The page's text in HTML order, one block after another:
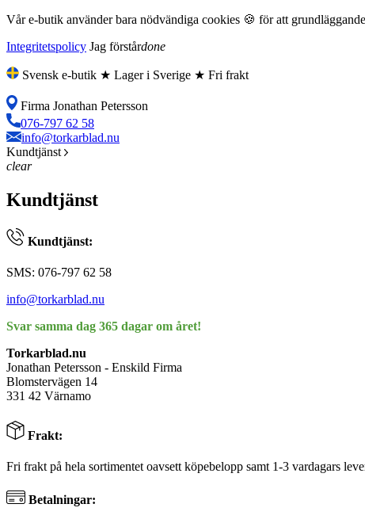
Vår e-butik använder bara nödvändiga cookies 🍪 för att
Integritetspolicy Jag förstårdone
Svensk e-butik ★ Lager i Sverige ★ Fri frakt
Firma Jonathan Petersson
076-797 62 58
info@torkarblad.nu
Kundtjänst
clear
Kundtjänst
Kundtjänst:
SMS: 076-797 62 58
info@torkarblad.nu
Svar samma dag 365 dagar om året!
Torkarblad.nu
Jonathan Petersson - Enskild Firma
Blomstervägen 14
331 42 Värnamo
Frakt:
Fri frakt på hela sortimentet oavsett köpebelopp samt 1-3 vardagars
Betalningar: